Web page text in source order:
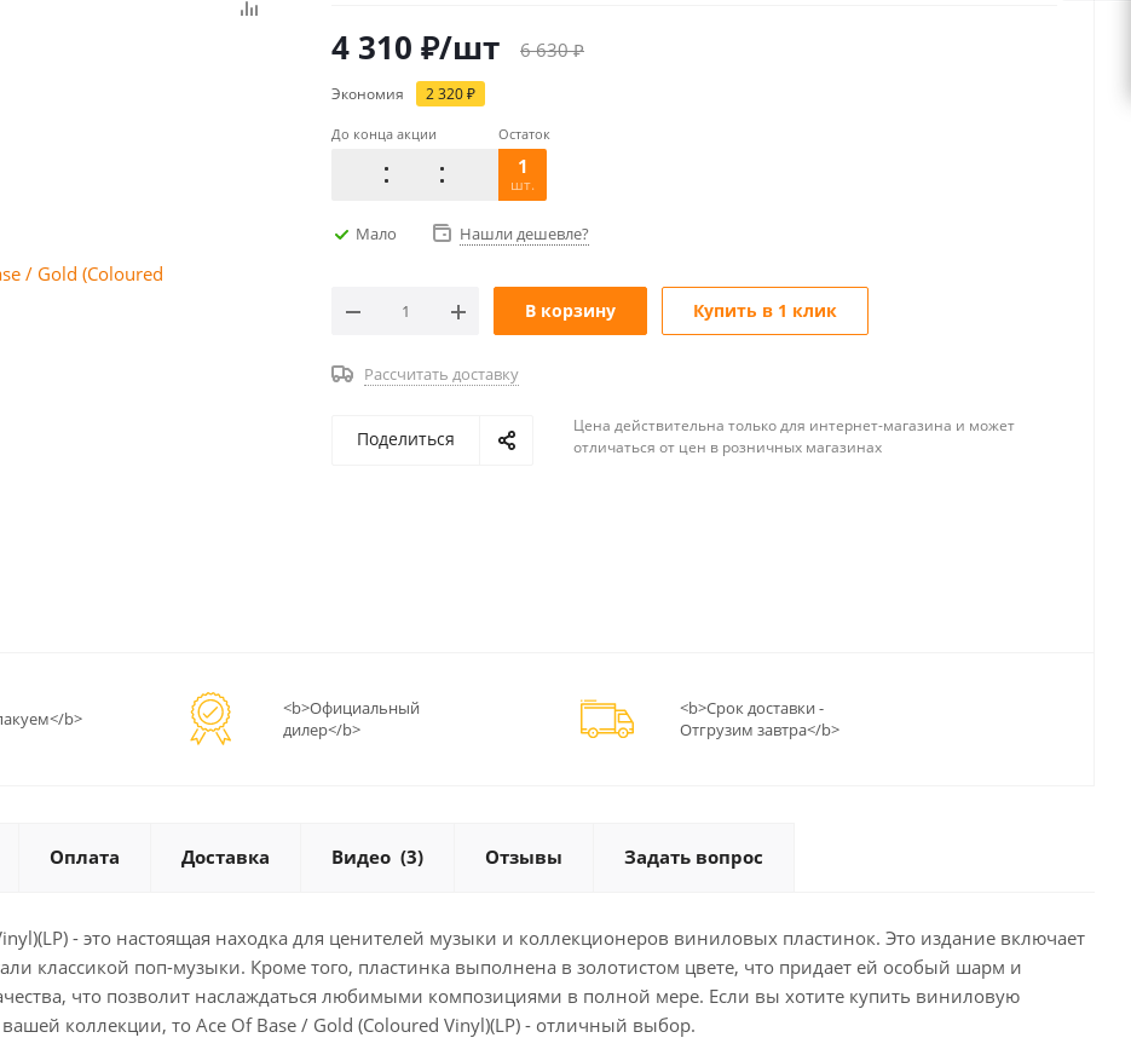
4 310 ₽/шт 6 630₽
Экономия 2 320₽
До конца акции Остаток
1
шт.
Мало Нашли дешевле?
В корзину Купить в 1 клик
Рассчитать доставку
Поделиться
Цена действительна только для интернет-магазина и может
отличаться от цен в розничных магазинах
b>
<b>Официальный
дилер</b>
<b>Срок доставки -
Отгрузим завтра</b>
Оплата Доставка Видео (3) Отзывы Задать вопрос
- это настоящая находка для ценителей музыки и коллекционеров виниловых пластинок. Это издание включает
классикой поп-музыки. Кроме того, пластинка выполнена в золотистом цвете, что придает ей особый шарм и
что позволит наслаждаться любимыми композициями в полной мере. Если вы хотите купить виниловую
коллекции, то Ace Of Base / Gold (Coloured Vinyl)(LP) - отличный выбор.